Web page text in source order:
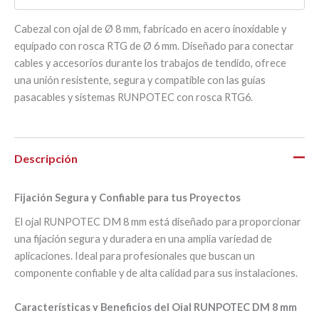
Cabezal con ojal de Ø 8 mm, fabricado en acero inoxidable y
equipado con rosca RTG de Ø 6 mm. Diseñado para conectar
cables y accesorios durante los trabajos de tendido, ofrece
una unión resistente, segura y compatible con las guías
pasacables y sistemas RUNPOTEC con rosca RTG6.
Descripción
Fijación Segura y Confiable para tus Proyectos
El ojal RUNPOTEC DM 8 mm está diseñado para proporcionar
una fijación segura y duradera en una amplia variedad de
aplicaciones. Ideal para profesionales que buscan un
componente confiable y de alta calidad para sus instalaciones.
Características y Beneficios del Ojal RUNPOTEC DM 8 mm